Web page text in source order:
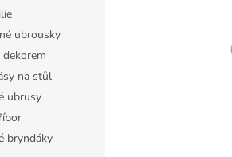
ubrousky
na stůl
ubrusy
bryndáky